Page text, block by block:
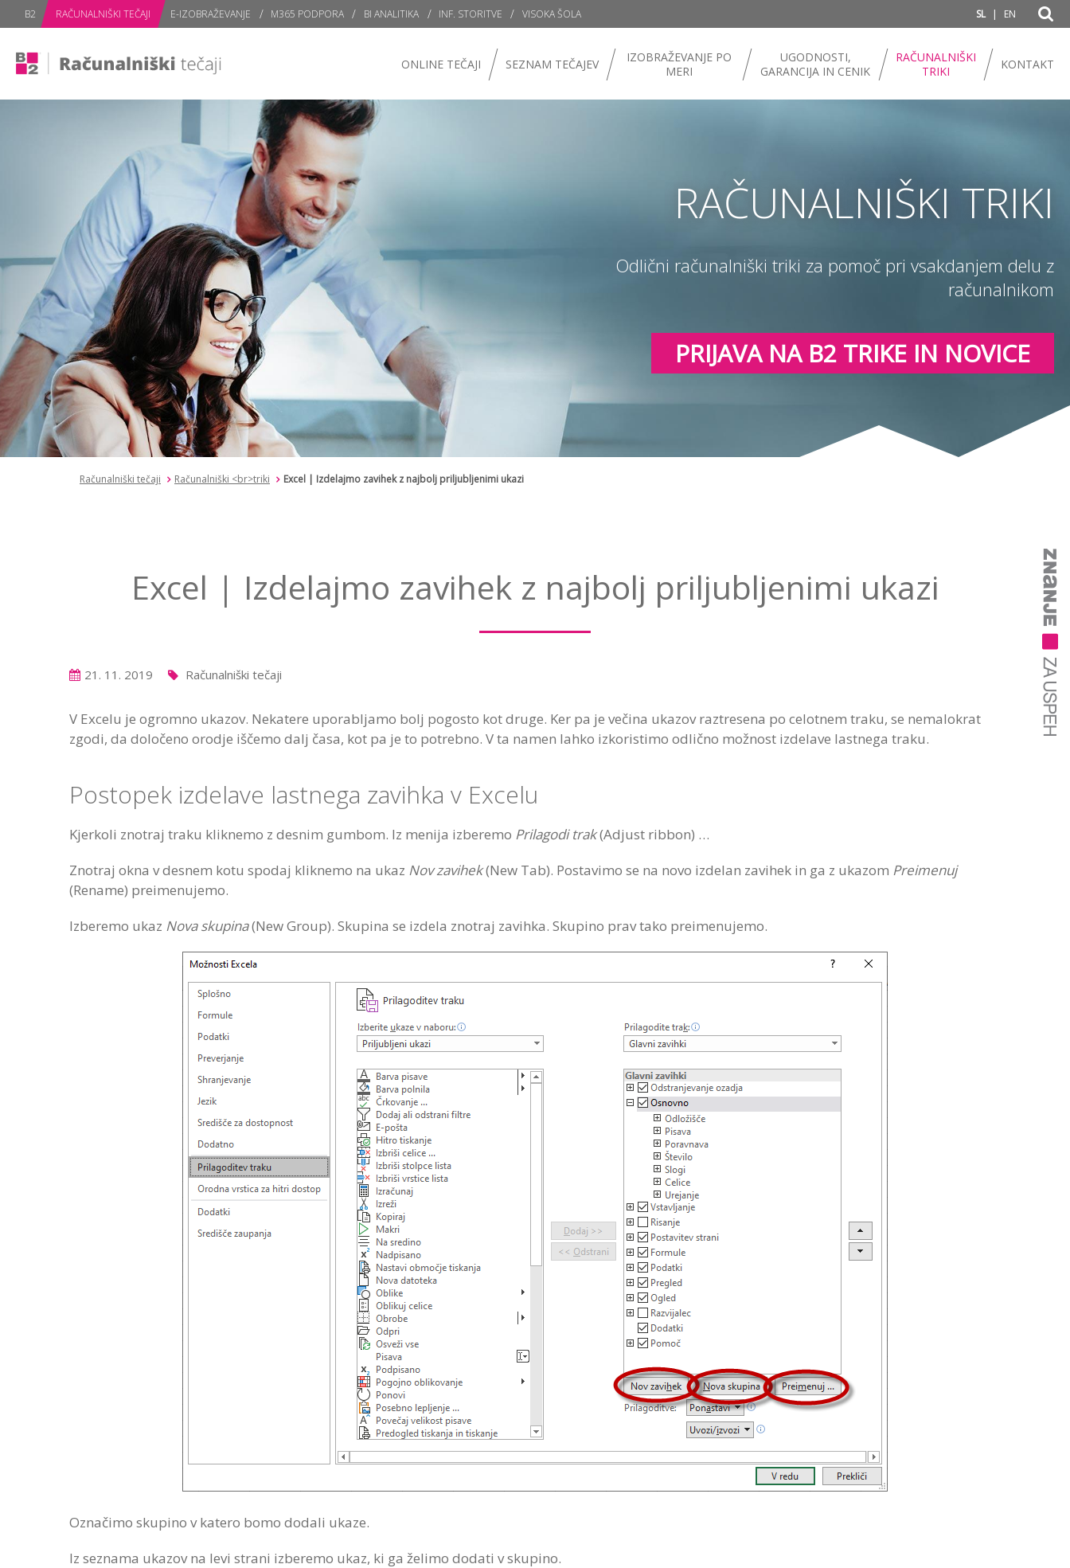
B2 RAČUNALNIŠKI TEČAJI E-IZOBRAŽEVANJE M365 PODPORA BI ANALITIKA INF. STORITVE VISOKA ŠOLA SL | EN
ONLINE TEČAJI SEZNAM TEČAJEV
IZOBRAŽEVANJE PO
MERI
UGODNOSTI,
GARANCIJA IN CENIK
RAČUNALNIŠKI
TRIKI
KONTAKT
RAČUNALNIŠKI TRIKI
Odlični računalniški triki za pomoč pri vsakdanjem delu z
računalnikom
PRIJAVA NA B2 TRIKE IN NOVICE
Računalniški tečaji Računalniški <br>triki Excel | Izdelajmo zavihek z najbolj priljubljenimi ukazi
Excel | Izdelajmo zavihek z najbolj priljubljenimi ukazi
21. 11. 2019 Računalniški tečaji
V Excelu je ogromno ukazov. Nekatere uporabljamo bolj pogosto kot druge. Ker pa je večina ukazov raztresena po celotnem traku, se nemalokrat
zgodi, da določeno orodje iščemo dalj časa, kot pa je to potrebno. V ta namen lahko izkoristimo odlično možnost izdelave lastnega traku.
Postopek izdelave lastnega zavihka v Excelu
Kjerkoli znotraj traku kliknemo z desnim gumbom. Iz menija izberemo Prilagodi trak(Adjust ribbon) …
Znotraj okna v desnem kotu spodaj kliknemo na ukaz Nov zavihek(New Tab). Postavimo se na novo izdelan zavihek in ga z ukazom Preimenuj
(Rename) preimenujemo.
Izberemo ukaz Nova skupina(New Group). Skupina se izdela znotraj zavihka. Skupino prav tako preimenujemo.
Označimo skupino v katero bomo dodali ukaze.
Iz seznama ukazov na levi strani izberemo ukaz, ki ga želimo dodati v skupino.